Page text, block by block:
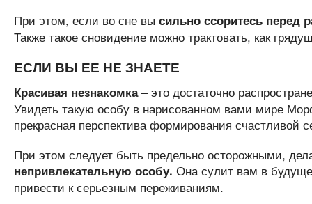
При этом, если во сне вы сильно ссоритесь перед
Также такое сновидение можно трактовать, как
ЕСЛИ ВЫ ЕЕ НЕ ЗНАЕТЕ
Красивая незнакомка– это достаточно
Увидеть такую особу в нарисованном вами мире
прекрасная перспектива формирования счастливой
При этом следует быть предельно осторожными,
непривлекательную особу. Она сулит вам в
привести к серьезным переживаниям.